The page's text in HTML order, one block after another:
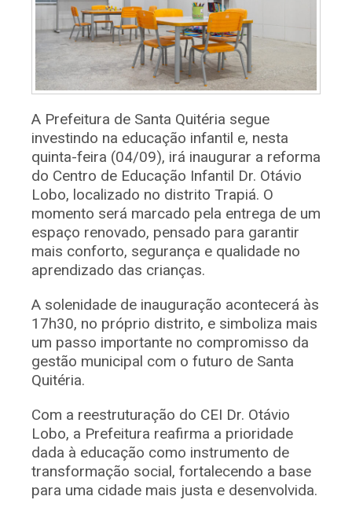
A Prefeitura de Santa Quitéria segue
investindo na educação infantil e, nesta
quinta-feira (04/09), irá inaugurar a reforma
do Centro de Educação Infantil Dr. Otávio
Lobo, localizado no distrito Trapiá. O
momento será marcado pela entrega de um
espaço renovado, pensado para garantir
mais conforto, segurança e qualidade no
aprendizado das crianças.
A solenidade de inauguração acontecerá às
17h30, no próprio distrito, e simboliza mais
um passo importante no compromisso da
gestão municipal com o futuro de Santa
Quitéria.
Com a reestruturação do CEI Dr. Otávio
Lobo, a Prefeitura reafirma a prioridade
dada à educação como instrumento de
transformação social, fortalecendo a base
para uma cidade mais justa e desenvolvida.